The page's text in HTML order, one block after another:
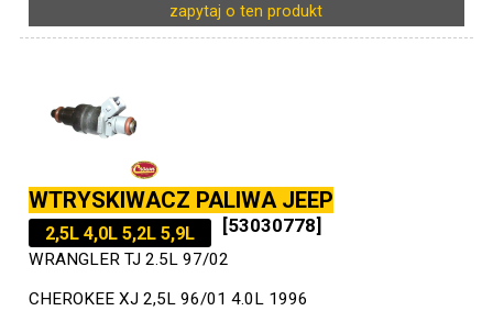
zapytaj o ten produkt
WTRYSKIWACZ PALIWA JEEP
2,5L 4,0L 5,2L 5,9L [53030778]
WRANGLER TJ 2.5L 97/02
CHEROKEE XJ 2,5L 96/01 4.0L 1996